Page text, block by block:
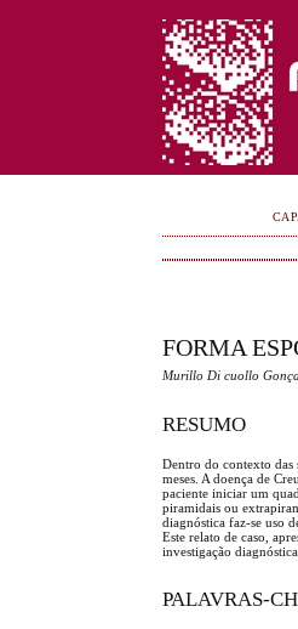
FORMA
Murillo Di cuollo
RESUMO
Dentro do contexto das
meses. A doença de
paciente iniciar um
piramidais ou
diagnóstica faz-se uso
Este relato de caso,
investigação
PALAVRAS-